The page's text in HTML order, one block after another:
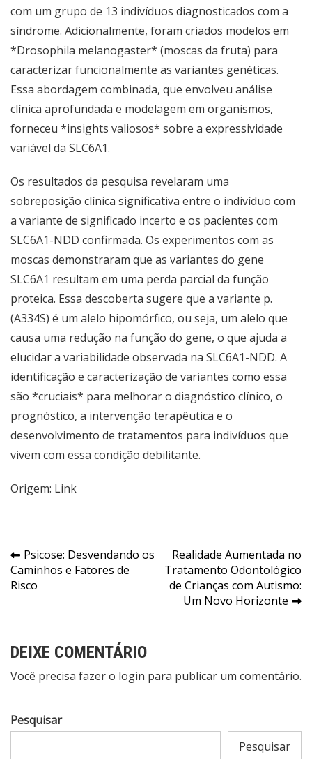
com um grupo de 13 indivíduos diagnosticados com a
síndrome. Adicionalmente, foram criados modelos em
*Drosophila melanogaster* (moscas da fruta) para
caracterizar funcionalmente as variantes genéticas.
Essa abordagem combinada, que envolveu análise
clínica aprofundada e modelagem em organismos,
forneceu *insights valiosos* sobre a expressividade
variável da SLC6A1.
Os resultados da pesquisa revelaram uma
sobreposição clínica significativa entre o indivíduo com
a variante de significado incerto e os pacientes com
SLC6A1-NDD confirmada. Os experimentos com as
moscas demonstraram que as variantes do gene
SLC6A1 resultam em uma perda parcial da função
proteica. Essa descoberta sugere que a variante p.
(A334S) é um alelo hipomórfico, ou seja, um alelo que
causa uma redução na função do gene, o que ajuda a
elucidar a variabilidade observada na SLC6A1-NDD. A
identificação e caracterização de variantes como essa
são *cruciais* para melhorar o diagnóstico clínico, o
prognóstico, a intervenção terapêutica e o
desenvolvimento de tratamentos para indivíduos que
vivem com essa condição debilitante.
Origem: Link
Navegação
de
Psicose: Desvendando os
Caminhos e Fatores de
Risco
Realidade Aumentada no
Tratamento Odontológico
de Crianças com Autismo:
Um Novo Horizonte
DEIXE COMENTÁRIO
Você precisa fazer o login para publicar um comentário.
Pesquisar
Pesquisar